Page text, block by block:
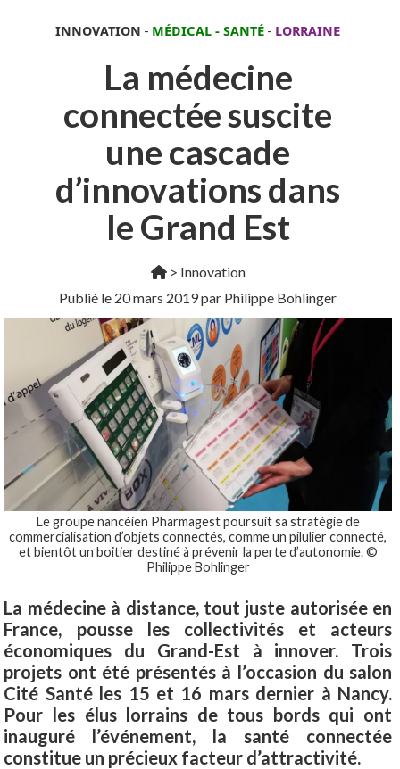
INNOVATION - MÉDICAL - SANTÉ - LORRAINE
La médecine
connectée suscite
une cascade
d’innovations dans
le Grand Est
> Innovation
Publié le 20 mars 2019par Philippe Bohlinger
Le groupe nancéien Pharmagest poursuit sa stratégie de
commercialisation d’objets connectés, comme un pilulier connecté,
et bientôt un boitier destiné à prévenir la perte d’autonomie. ©
Philippe Bohlinger
La médecine à distance, tout juste autorisée en
France, pousse les collectivités et acteurs
économiques du Grand-Est à innover. Trois
projets ont été présentés à l’occasion du salon
Cité Santé les 15 et 16 mars dernier à Nancy.
Pour les élus lorrains de tous bords qui ont
inauguré l’événement, la santé connectée
constitue un précieux facteur d’attractivité.